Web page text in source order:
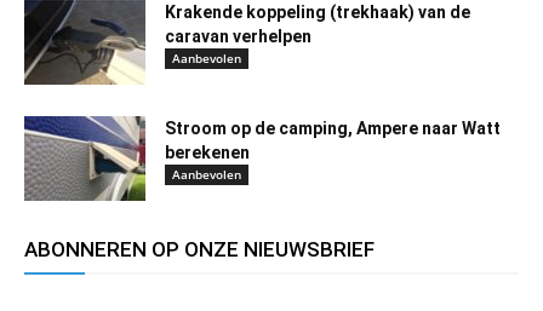
Krakende koppeling (trekhaak) van de
caravan verhelpen
Aanbevolen
Stroom op de camping, Ampere naar Watt
berekenen
Aanbevolen
ABONNEREN OP ONZE NIEUWSBRIEF